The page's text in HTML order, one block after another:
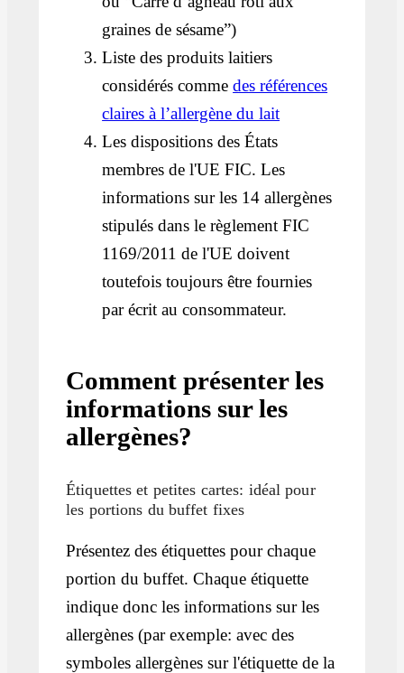
graines de sésame”)
Liste des produits laitiers
considérés commedes références
claires à l’allergène du lait
Les dispositions des États
membres de l'UE FIC. Les
informations sur les 14 allergènes
stipulés dans le règlement FIC
1169/2011 de l'UE doivent
toutefois toujours être fournies
par écrit au consommateur.
Comment présenter les
informations sur les
allergènes?
Étiquettes et petites cartes: idéal pour
les portions du buffet fixes
Présentez des étiquettes pour chaque
portion du buffet. Chaque étiquette
indique donc les informations sur les
allergènes (par exemple: avec des
symboles allergènes sur l'étiquette de la